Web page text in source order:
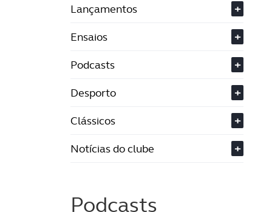
Lançamentos
+
Ensaios
+
Podcasts
+
Desporto
+
Clássicos
+
Notícias do clube
+
Podcasts